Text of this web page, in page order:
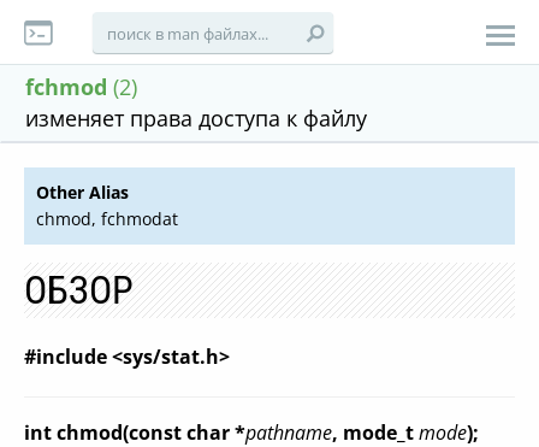
fchmod (2)
изменяет права доступа к файлу
Other Alias
chmod, fchmodat
ОБЗОР
#include <sys/stat.h>
int chmod(const char *pathname, mode_tmode);